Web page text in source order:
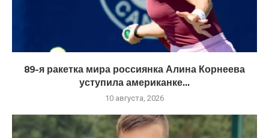
89-я ракетка мира россиянка Алина Корнеева
уступила американке...
10 августа, 2026